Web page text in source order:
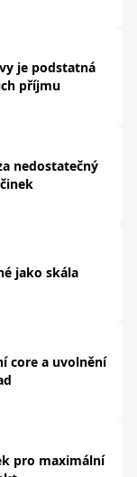
je podstatná
příjmu
nedostatečný
jako skála
core a uvolnění
pro maximální